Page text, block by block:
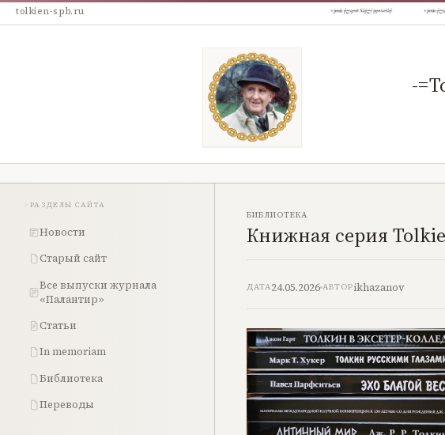
tolkien-spb.ru
-
РАЗДЕЛЫ САЙТА
Новости
Старый сайт
Все выпуски журнала
«Палантир»
Статьи
In memoriam
Библиотека
Переводы
БИБЛИОТЕКА
Книжная серия
ДАТА24.05.2026 АВТОРikhazanov